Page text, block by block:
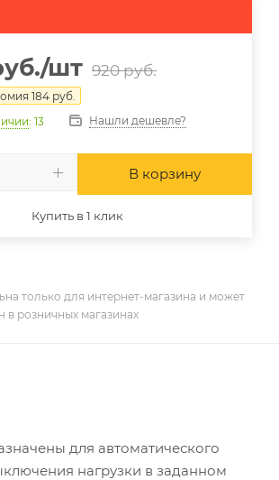
/шт 920руб.
184 руб.
: 13 Нашли дешевле?
В корзину
Купить в 1 клик
только для интернет-магазина и может
в розничных магазинах
для автоматического
нагрузки в заданном